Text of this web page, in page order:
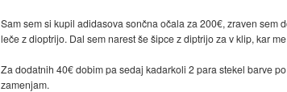
Sam sem si kupil adidasova sončna očala za 200€, zraven
leče z dioptrijo. Dal sem narest še šipce z diptrijo za v klip, kar
Za dodatnih 40€ dobim pa sedaj kadarkoli 2 para stekel barve
zamenjam.